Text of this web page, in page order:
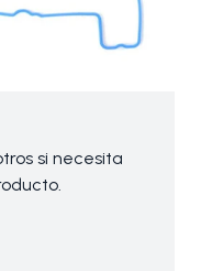
si necesita